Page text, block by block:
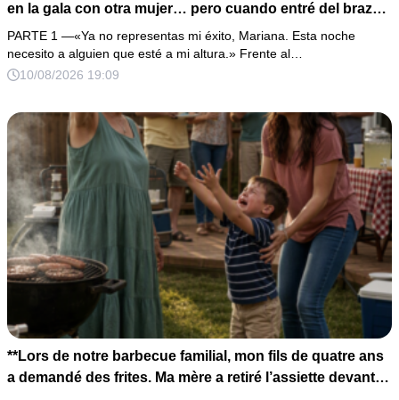
en la gala con otra mujer… pero cuando entré del brazo
del hombre que él más admiraba, descubrió demasiado
tarde que era mi padre.
PARTE 1 —«Ya no representas mi éxito, Mariana. Esta noche
necesito a alguien que esté a mi altura.» Frente al…
10/08/2026 19:09
**Lors de notre barbecue familial, mon fils de quatre ans
a demandé des frites. Ma mère a retiré l’assiette devant